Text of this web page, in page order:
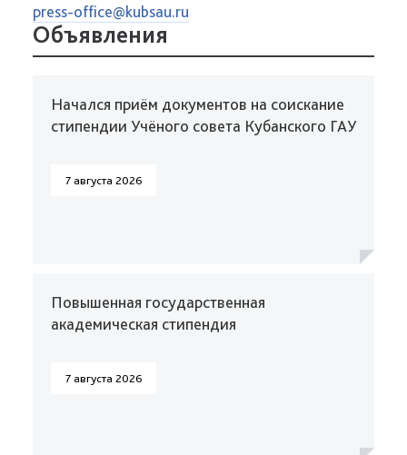
press-office@kubsau.ru
Объявления
Начался приём документов на соискание
стипендии Учёного совета Кубанского ГАУ
7 августа 2026
Повышенная государственная
академическая стипендия
7 августа 2026